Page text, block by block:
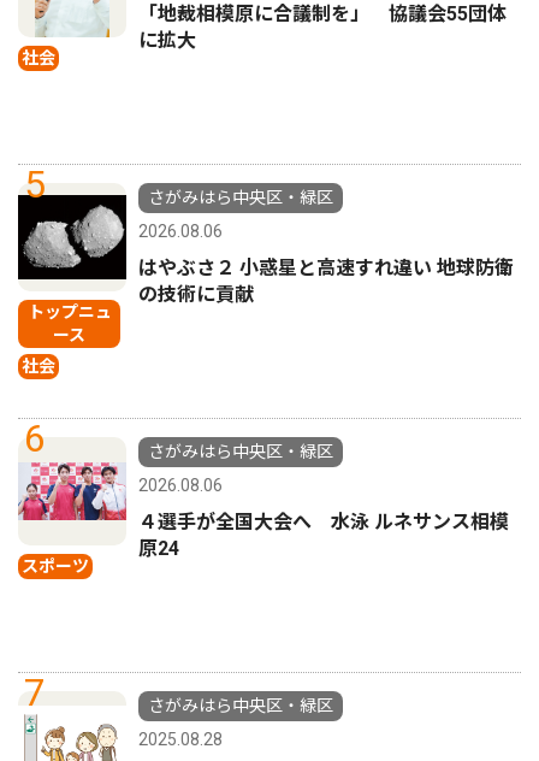
社会
「地裁相模原に合議制を」 協議会55団体
に拡大
5
トップニュ
ース
社会
さがみはら中央区・緑区
2026.08.06
はやぶさ２ 小惑星と高速すれ違い 地球防衛
の技術に貢献
6
スポーツ
さがみはら中央区・緑区
2026.08.06
４選手が全国大会へ 水泳 ルネサンス相模
原24
7
さがみはら中央区・緑区
2025.08.28